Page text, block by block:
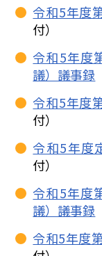
令和5年度
付）
令和5年度
議）議事録
令和5年度
付）
令和5年度
付）
令和5年度
議）議事録
令和5年度